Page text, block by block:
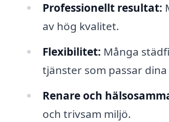
Professionellt resultat:
av hög kvalitet.
Flexibilitet: Många
tjänster som passar dina
Renare och
och trivsam miljö.